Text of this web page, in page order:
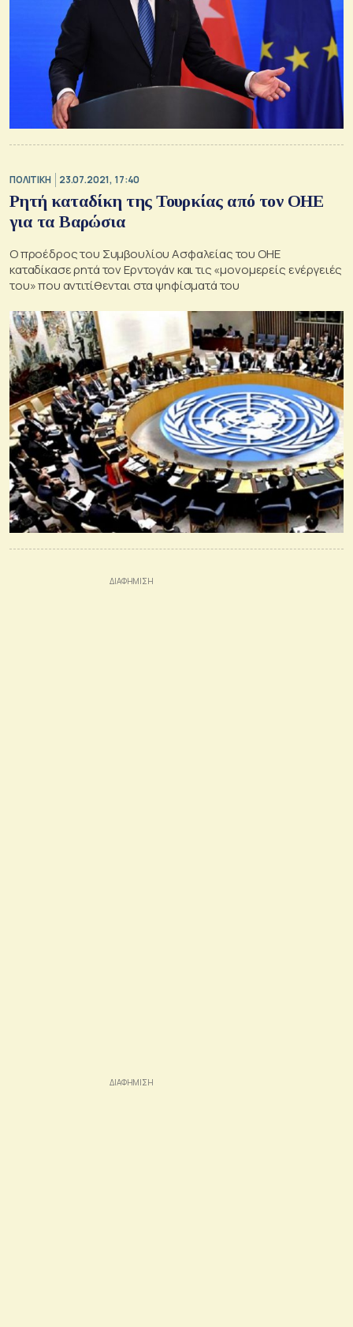
ΠΟΛΙΤΙΚΗ 23.07.2021, 17:40
Ρητή καταδίκη της Τουρκίας από τον ΟΗΕ
για τα Βαρώσια
Ο προέδρος του Συμβουλίου Ασφαλείας του ΟΗΕ
καταδίκασε ρητά τον Ερντογάν και τις «μονομερείς ενέργειές
του» που αντιτίθενται στα ψηφίσματά του